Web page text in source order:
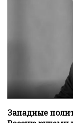
Западные